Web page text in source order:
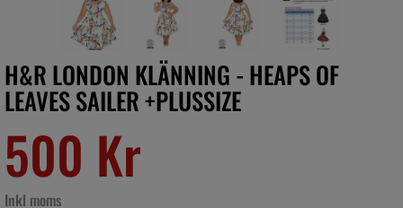
H&R LONDON KLÄNNING - HEAPS OF
LEAVES SAILER +PLUSSIZE
500 Kr
Inkl moms